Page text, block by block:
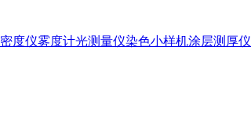
密度仪雾度计光测量仪染色小样机涂层测厚仪